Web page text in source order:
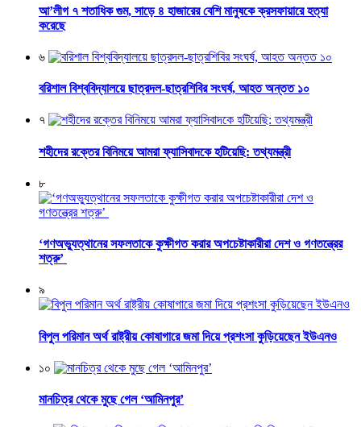
আ’লীগ ৭ শতাধিক গুম, সাড়ে ৪ হাজারের বেশি মানুষকে ক্রসফায়ারে হত্যা
করেছে
৬
বরিশাল বিশ্ববিদ্যালয়ে ছাত্রদল-ছাত্রশিবির সংঘর্ষ, আহত অন্তত ১০
৭
শহীদের রক্তের বিনিময়ে আমরা ফ্যাসিবাদকে হটিয়েছি: তথ্যমন্ত্রী
৮
‘গণঅভ্যুত্থানের সফলতাকে কুক্ষীগত করার অপচেষ্টাকারীরা দেশ ও গণতন্ত্রের
শত্রু’
৯
বিপুল পরিমান অর্থ রাষ্ট্রীয় কোষাগারে জমা দিয়ে প্রশংসা কুড়িয়েছেন ইউএনও
১০
মানচিত্র থেকে মুছে গেল ‘আমিনপুর’